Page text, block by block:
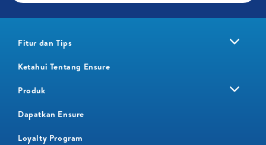
Fitur dan Tips
Ketahui Tentang Ensure
Produk
Dapatkan Ensure
Loyalty Program​